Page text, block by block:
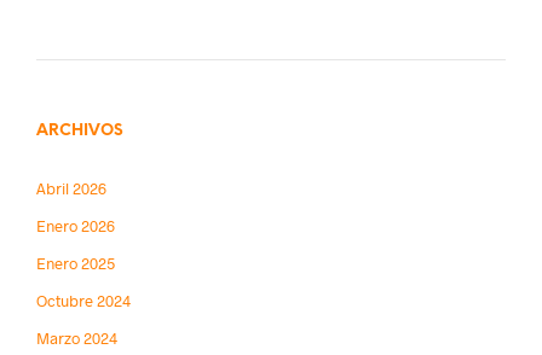
ARCHIVOS
Abril 2026
Enero 2026
Enero 2025
Octubre 2024
Marzo 2024